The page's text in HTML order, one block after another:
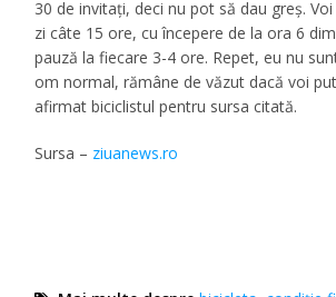
30 de invitaţi, deci nu pot să dau greş.
zi câte 15 ore, cu începere de la ora 6
pauză la fiecare 3-4 ore. Repet, eu nu
om normal, rămâne de văzut dacă voi
afirmat biciclistul pentru sursa citată.
Sursa – ziuanews.ro